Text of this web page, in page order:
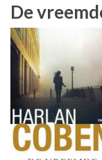
De